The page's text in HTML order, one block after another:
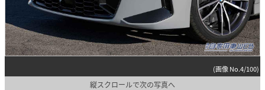
(画像 No.4/100)
縦スクロールで次の写真へ